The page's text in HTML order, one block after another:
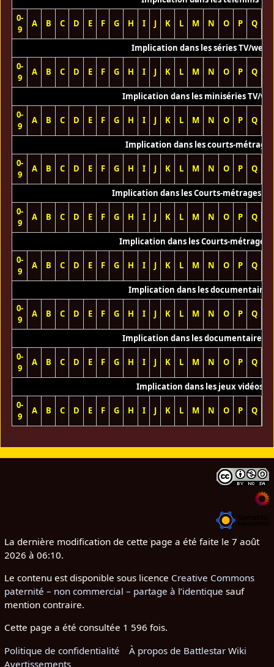
0-
9
A B C D E F G H I J K L M N O P Q
Implication dans les séries TV/web
0-
9
A B C D E F G H I J K L M N O P Q
Implication dans les miniséries TV/
0-
9
A B C D E F G H I J K L M N O P Q
Implication dans les courts-métrages
0-
9
A B C D E F G H I J K L M N O P Q
Implication dans les Courts-métrages
0-
9
A B C D E F G H I J K L M N O P Q
Implication dans les Courts-métrages
0-
9
A B C D E F G H I J K L M N O P Q
Implication dans les documentaires
0-
9
A B C D E F G H I J K L M N O P Q
Implication dans les documentaires
0-
9
A B C D E F G H I J K L M N O P Q
Implication dans les jeux vidéos
0-
9
A B C D E F G H I J K L M N O P Q
La dernière modification de cette page a été faite le 7 août
2026 à 06:10.
Le contenu est disponible sous licence Creative Commons
paternité – non commercial – partage à l’identique sauf
mention contraire.
Cette page a été consultée 1 596 fois.
Politique de confidentialité
À propos de Battlestar Wiki
Avertissements